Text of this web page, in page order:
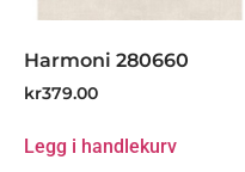
Harmoni 280660
kr379.00
Legg i handlekurv